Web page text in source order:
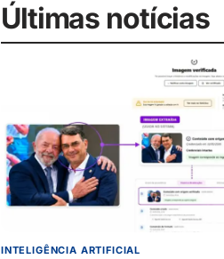
Últimas notícias
INTELIGÊNCIA ARTIFICIAL